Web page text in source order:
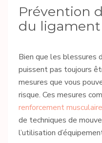
Prévention
du ligament
Bien que les blessures
puissent pas toujours
mesures que vous
risque. Ces mesures
renforcement
de techniques de
l’utilisation